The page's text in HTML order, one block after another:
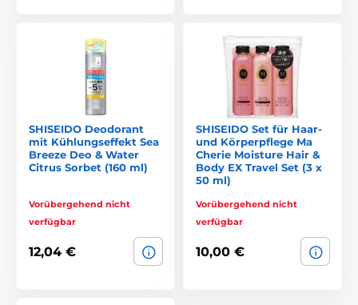
SHISEIDO Deodorant
mit Kühlungseffekt Sea
Breeze Deo & Water
Citrus Sorbet (160 ml)
Vorübergehend nicht
verfügbar
12,04 €
SHISEIDO Set für Haar-
und Körperpflege Ma
Cherie Moisture Hair &
Body EX Travel Set (3 x
50 ml)
Vorübergehend nicht
verfügbar
10,00 €